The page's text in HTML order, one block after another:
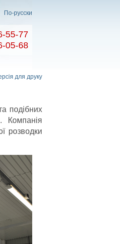
По-русски
55-77
05-68
для друку
подібних
Компанія
розводки